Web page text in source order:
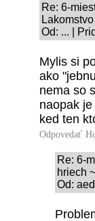
Re: 6-
Od: ... |
Mylis si
ako
nema so
naopak
ked ten
Odpovedať
Re: 6-
hriech
Od: